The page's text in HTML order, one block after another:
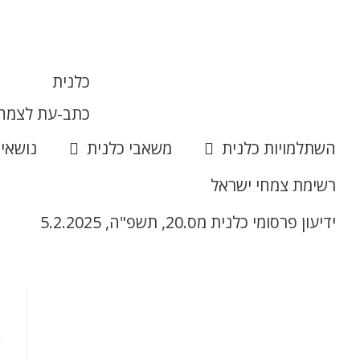
כלנית
כתב-עת
השתלמויות כלנית
משאבי כלנית
רשימת צמחי ישראל
ידיעון פרסומי כלנית מס.20, תשפ"ה, 5.2.2025